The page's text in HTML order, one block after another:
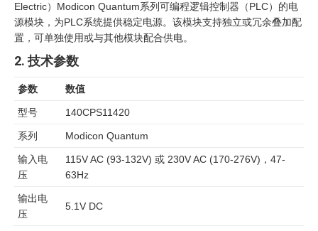
Electric）Modicon Quantum系列可编程逻辑控制器（PLC）的电
源模块，为PLC系统提供稳定电源。该模块支持独立或冗余叠加配
置，可单独使用或与其他模块配合供电。
2. 技术参数
参数 数值
型号 140CPS11420
系列 Modicon Quantum
输入电
压
115V AC (93-132V) 或 230V AC (170-276V)，47-
63Hz
输出电
压
5.1V DC